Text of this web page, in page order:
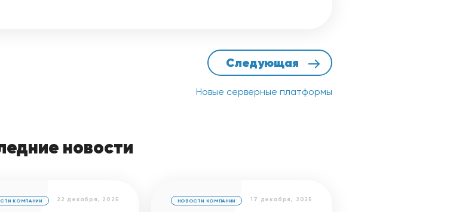
Следующая
Новые серверные платформы
новости
22 декабря, 2025
КОМПАНИИ 17 декабря, 2025
НОВОСТИ КОМПАНИИ